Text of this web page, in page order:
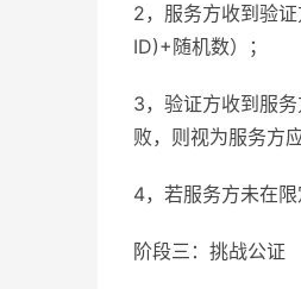
2，服务方收到验
ID)+随机数）；
3，验证方收到服
败，则视为服务方
4，若服务方未在
阶段三：挑战公证